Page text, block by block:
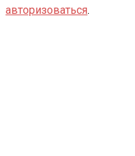
авторизоваться.